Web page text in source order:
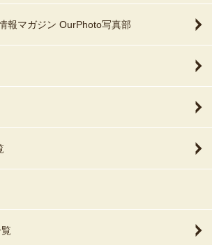
報マガジン OurPhoto写真部